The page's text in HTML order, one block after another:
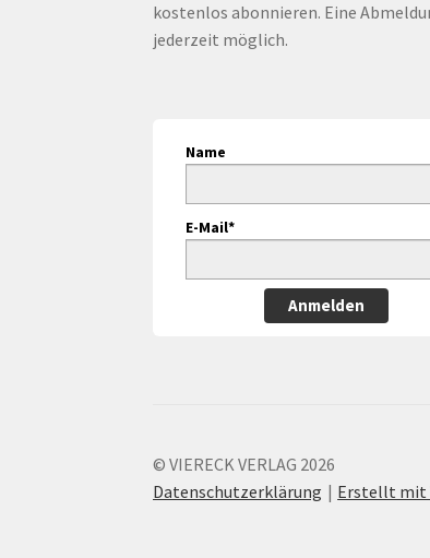
kostenlos abonnieren. Eine
jederzeit möglich.
Name
E-Mail*
Anmelden
© VIERECK VERLAG 2026
Datenschutzerklärung
Erstellt mit